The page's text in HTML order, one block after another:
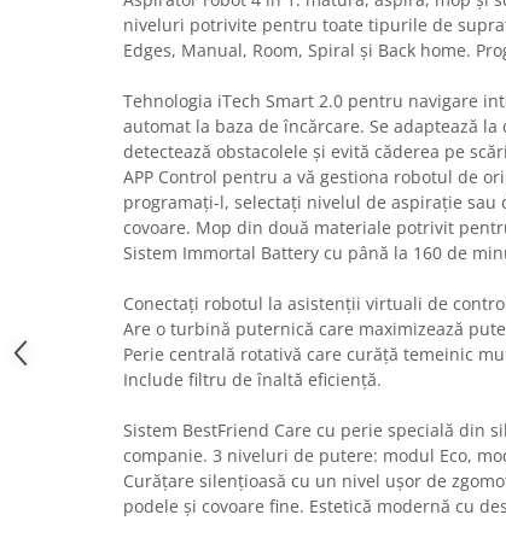
Uscatoare rufe
Utilaje si materiale de constructii
Laptop, Tablete & Telefoane
Accesorii tablete
Laptopuri si Accesorii
Telefoane Mobile & accesorii
Wearable & Gadgeturi
Electrocasnice & Climatizare
Accesorii si piese masini spalat
rufe si uscatoare
Accesorii si piese masini spalat
vase
Aparate Racire Aer
Aragaze si cuptoare cu microunde
Climatizare & sisteme de incalzire
niveluri potrivite pentru toate tipurile de
Edges, Manual, Room, Spiral și Back home.
Tehnologia iTech Smart 2.0 pentru navigare
automat la baza de încărcare. Se adaptează
detectează obstacolele și evită căderea pe
APP Control pentru a vă gestiona robotul de
programați-l, selectați nivelul de aspirație sau
covoare. Mop din două materiale potrivit
Sistem Immortal Battery cu până la 160 de
Conectați robotul la asistenții virtuali de
Are o turbină puternică care maximizează
Perie centrală rotativă care curăță temeinic
Include filtru de înaltă eficiență.
Sistem BestFriend Care cu perie specială din
companie. 3 niveluri de putere: modul Eco,
Curățare silențioasă cu un nivel ușor de
podele și covoare fine. Estetică modernă cu